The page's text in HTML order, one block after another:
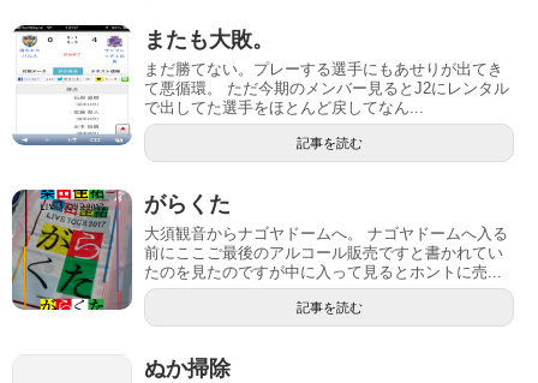
またも大敗。
まだ勝てない。プレーする選手にもあせりが出てき
て悪循環。 ただ今期のメンバー見るとJ2にレンタル
で出してた選手をほとんど戻してなん...
記事を読む
がらくた
大須観音からナゴヤドームへ。 ナゴヤドームへ入る
前にここご最後のアルコール販売ですと書かれてい
たのを見たのですが中に入って見るとホントに売...
記事を読む
ぬか掃除